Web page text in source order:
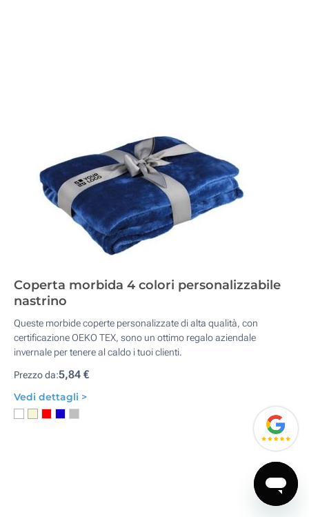
Coperta morbida 4 colori personalizzabile
nastrino
Queste morbide coperte personalizzate di alta qualità, con
certificazione OEKO TEX, sono un ottimo regalo aziendale
invernale per tenere al caldo i tuoi clienti.
Prezzo da:5,84 €
Vedi dettagli >